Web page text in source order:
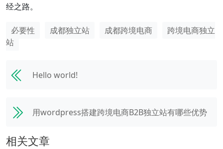
经之路。
必要性 成都独立站 成都跨境电商
跨境电商独立
站
Hello world!
用wordpress搭建跨境电商B2B独立站有哪些优势
相关文章